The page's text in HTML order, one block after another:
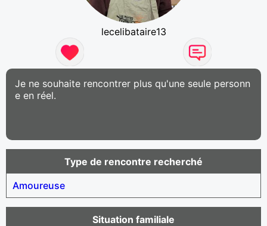
lecelibataire13
Je ne souhaite rencontrer plus qu'une seule personn
e en réel.
Type de rencontre recherché
Amoureuse
Situation familiale